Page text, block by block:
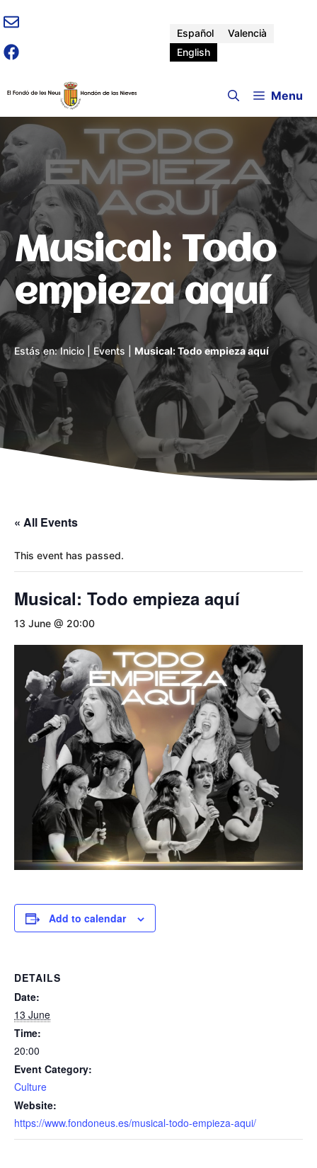
Skip
to
content
Español
Valencià
English
Menu
Musical: Todo
empieza aquí
Estás en:Inicio Events Musical: Todo empieza aquí
« All Events
This event has passed.
Musical: Todo empieza aquí
13 June @ 20:00
Add to calendar
DETAILS
Date:
13 June
Time:
20:00
Event Category:
Culture
Website:
https://www.fondoneus.es/musical-todo-empieza-aqui/